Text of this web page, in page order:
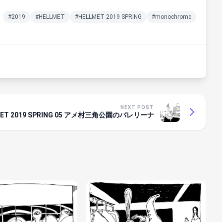
#2019 #HELLMET #HELLMET 2019 SPRING #monochrome
NEXT POST
2019 SPRING 05 アメ村三角公園のバレリーナ